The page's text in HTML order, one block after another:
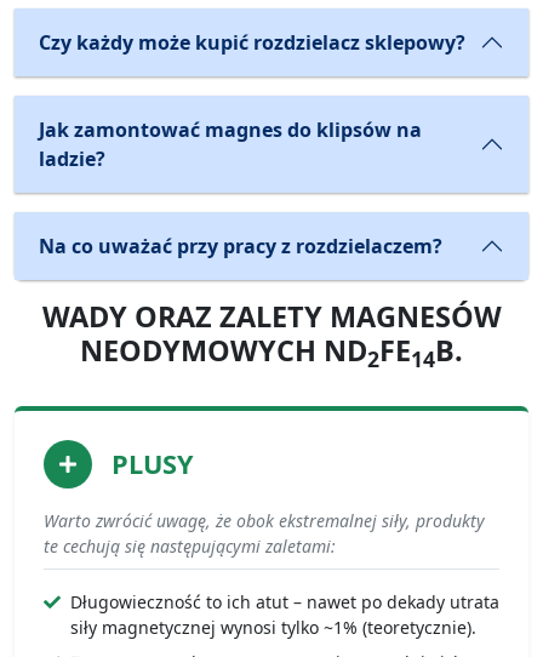
Czy każdy może kupić rozdzielacz sklepowy?
Jak zamontować magnes do klipsów na
ladzie?
Na co uważać przy pracy z rozdzielaczem?
WADY ORAZ ZALETY MAGNESÓW
NEODYMOWYCH ND2FE14B.
PLUSY
Warto zwrócić uwagę, że obok ekstremalnej siły, produkty
te cechują się następującymi zaletami:
Długowieczność to ich atut – nawet po dekady utrata
siły magnetycznej wynosi tylko ~1% (teoretycznie).